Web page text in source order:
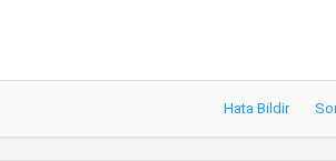
Hata Bildir